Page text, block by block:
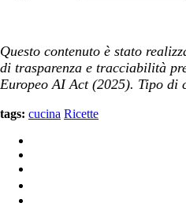
Questo contenuto è stato
di trasparenza e tracciabilità
Europeo AI Act (2025). Tipo di
tags: cucina Ricette